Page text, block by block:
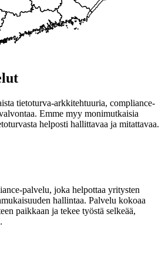
tietoturva-arkkitehtuuria, compliance-
Emme myy monimutkaisia
helposti hallittavaa ja mitattavaa.
palvelu, joka helpottaa yritysten
hallintaa. Palvelu kokoaa
paikkaan ja tekee työstä selkeää,